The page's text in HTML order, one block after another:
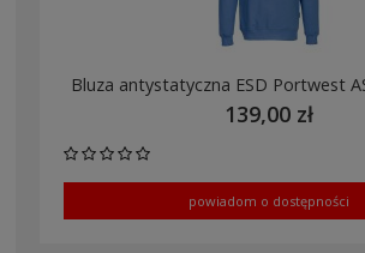
Bluza antystatyczna ESD Portwest
139,00 zł
powiadom o dostępności